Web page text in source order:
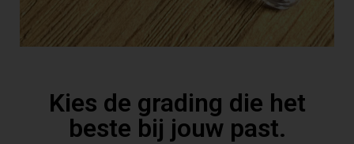
Kies de grading die het
beste bij jouw past.